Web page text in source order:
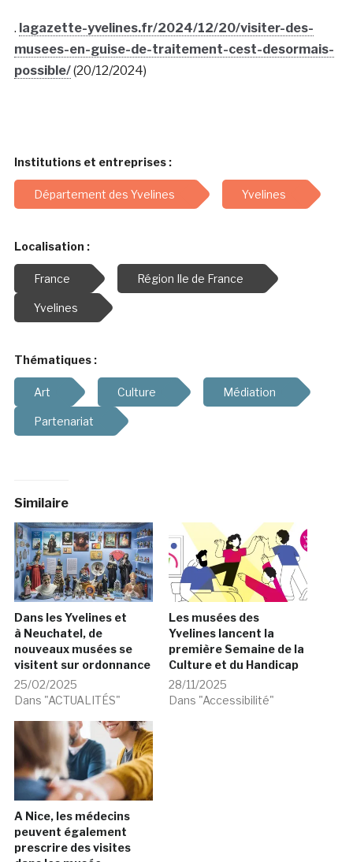
. lagazette-yvelines.fr/2024/12/20/visiter-des-
musees-en-guise-de-traitement-cest-desormais-
possible/(20/12/2024)
Institutions et entreprises :
Département des Yvelines Yvelines
Localisation :
France Région Ile de France
Yvelines
Thématiques :
Art Culture Médiation
Partenariat
Similaire
Dans les Yvelines et
à Neuchatel, de
nouveaux musées se
visitent sur ordonnance
25/02/2025
Dans "ACTUALITÉS"
Les musées des
Yvelines lancent la
première Semaine de la
Culture et du Handicap
28/11/2025
Dans "Accessibilité"
A Nice, les médecins
peuvent également
prescrire des visites